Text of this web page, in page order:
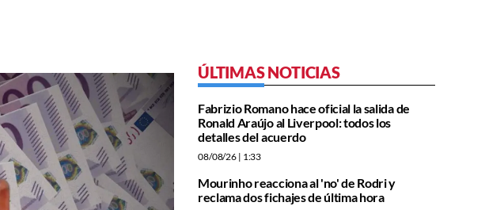
ÚLTIMAS NOTICIAS
Fabrizio Romano hace oficial la salida de
Ronald Araújo al Liverpool: todos los
detalles del acuerdo
08/08/26 | 1:33
Mourinho reacciona al 'no' de Rodri y
reclama dos fichajes de última hora